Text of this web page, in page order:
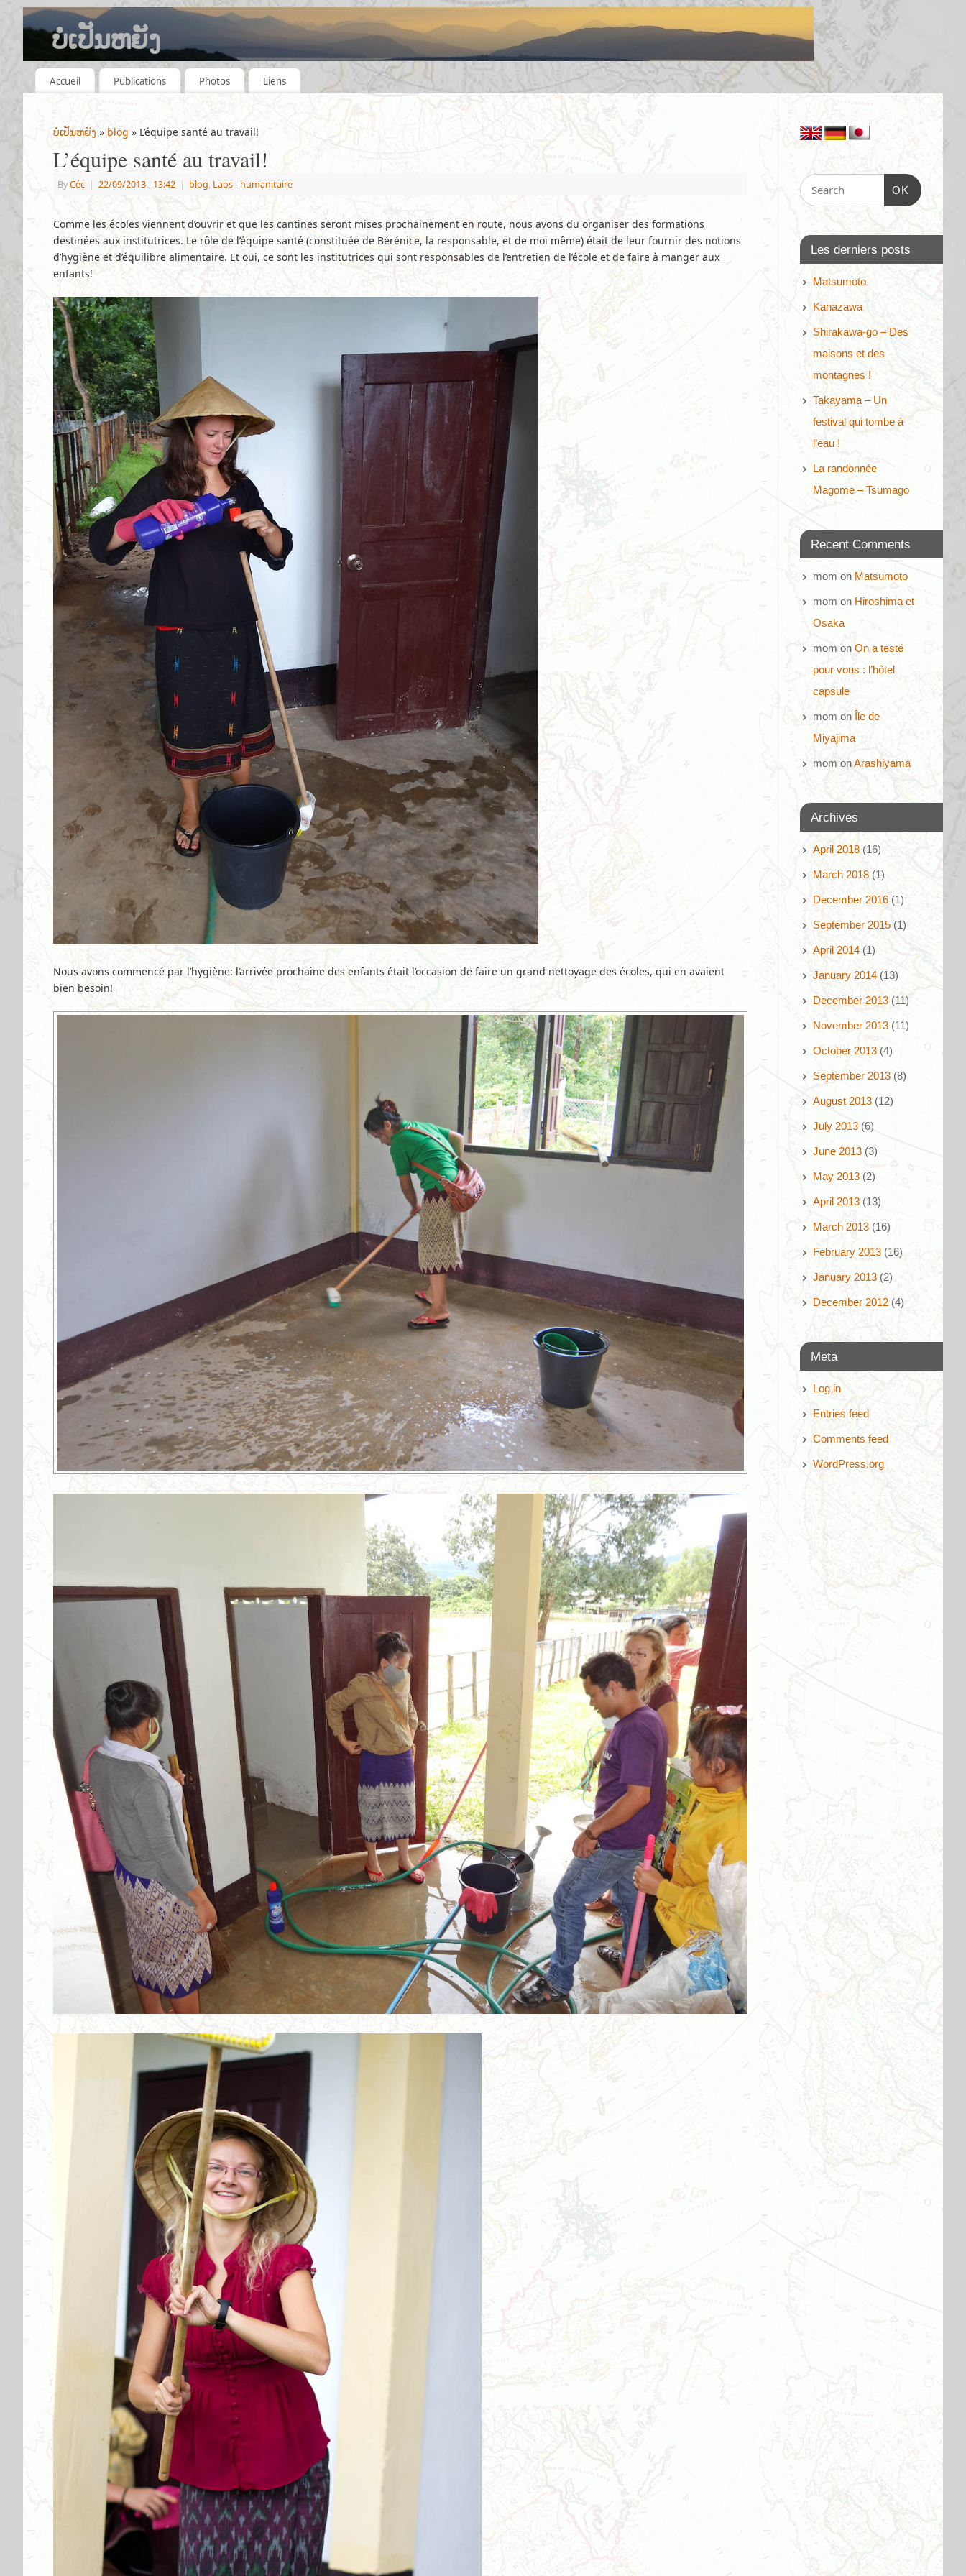
ບໍ່ເປັນຫຍັງ
QUELQUES ANNÉES, QUELQUES VOYAGES.
Accueil Publications Photos Liens
ບໍ່ເປັນຫຍັງ » blog » L’équipe santé au travail!
L’équipe santé au travail!
ByCéc | 22/09/2013- 13:42 | blog, Laos - humanitaire
Comme les écoles viennent d’ouvrir et que les cantines seront mises prochainement en route, nous avons du organiser des formations
destinées aux institutrices. Le rôle de l’équipe santé (constituée de Bérénice, la responsable, et de moi même) était de leur fournir des notions
d’hygiène et d’équilibre alimentaire. Et oui, ce sont les institutrices qui sont responsables de l’entretien de l’école et de faire à manger aux
enfants!
Nous avons commencé par l’hygiène: l’arrivée prochaine des enfants était l’occasion de faire un grand nettoyage des écoles, qui en avaient
bien besoin!
OK
Les derniers posts
Matsumoto
Kanazawa
Shirakawa-go – Des
maisons et des
montagnes !
Takayama – Un
festival qui tombe à
l’eau !
La randonnée
Magome – Tsumago
Recent Comments
mom on Matsumoto
mom on Hiroshima et
Osaka
mom on On a testé
pour vous : l’hôtel
capsule
mom on Île de
Miyajima
mom onArashiyama
Archives
April 2018 (16)
March 2018 (1)
December 2016 (1)
September 2015 (1)
April 2014 (1)
January 2014 (13)
December 2013 (11)
November 2013 (11)
October 2013 (4)
September 2013 (8)
August 2013 (12)
July 2013 (6)
June 2013 (3)
May 2013 (2)
April 2013 (13)
March 2013 (16)
February 2013 (16)
January 2013 (2)
December 2012 (4)
Meta
Log in
Entries feed
Comments feed
WordPress.org